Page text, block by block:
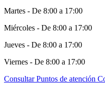
Martes - De 8:00 a 17:00
Miércoles - De 8:00 a 17:00
Jueves - De 8:00 a 17:00
Viernes - De 8:00 a 17:00
Consultar Puntos de atención